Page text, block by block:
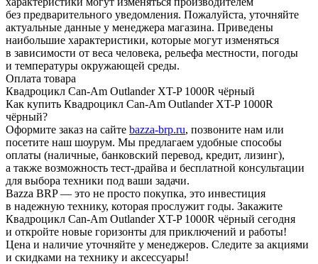
без предварительного уведомления. Пожалуйста, уточняйте
актуальные данные у менеджера магазина. Приведены
наибольшие характеристики, которые могут изменяться
в зависимости от веса человека, рельефа местности, погоды
и температуры окружающей среды.
Оплата товара
Квадроцикл Can-Am Outlander XT-P 1000R чёрный
Как купить Квадроцикл Can-Am Outlander XT-P 1000R
чёрный?
Оформите заказ на сайте bazza-brp.ru, позвоните нам или
посетите наш шоурум. Мы предлагаем удобные способы
оплаты (наличные, банковский перевод, кредит, лизинг),
а также возможность тест-драйва и бесплатной консультации
для выбора техники под ваши задачи.
Bazza BRP — это не просто покупка, это инвестиция
в надежную технику, которая прослужит годы. Закажите
Квадроцикл Can-Am Outlander XT-P 1000R чёрный сегодня
и откройте новые горизонты для приключений и работы!
Цена и наличие уточняйте у менеджеров. Следите за акциями
и скидками на технику и аксессуары!